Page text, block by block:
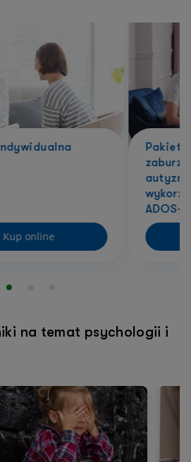
Kup online
Pakiet
ADOS-
na temat psychologii i